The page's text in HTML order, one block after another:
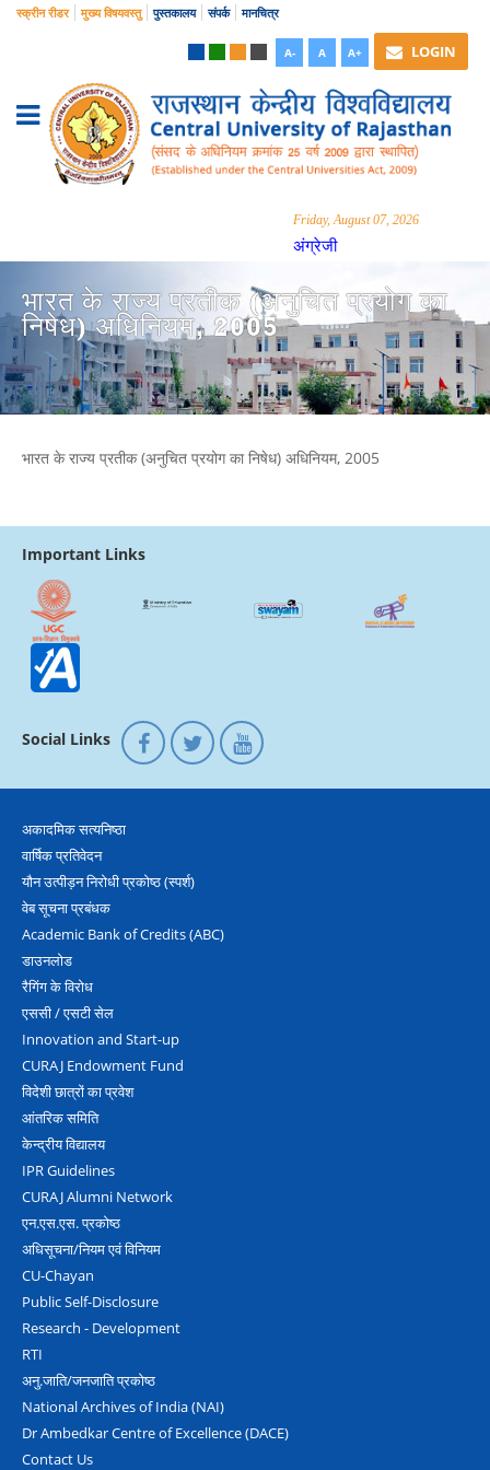
स्क्रीन रीडर मुख्य विषयवस्तु पुस्तकालय संपर्क मानचित्र
A- A A+ LOGIN
Friday, August 07, 2026
अंग्रेजी
भारत के राज्य प्रतीक (अनुचित प्रयोग का
निषेध) अधिनियम, 2005
भारत के राज्य प्रतीक (अनुचित प्रयोग का निषेध) अधिनियम, 2005
Important Links
Social Links
अकादमिक सत्‍यनिष्‍ठा
वार्षिक प्रतिवेदन
यौन उत्‍पीड़न निरोधी प्रकोष्‍ठ (स्‍पर्श)
वेब सूचना प्रबंधक
Academic Bank of Credits (ABC)
डाउनलोड
रैगिंग के विरोध
एससी / एसटी सेल
Innovation and Start-up
CURAJ Endowment Fund
विदेशी छात्रों का प्रवेश
आंतरिक समिति
केन्द्रीय विद्यालय
IPR Guidelines
CURAJ Alumni Network
एन.एस.एस. प्रकोष्‍ठ
अधिसूचना/नियम एवं विनियम
CU-Chayan
Public Self-Disclosure
Research - Development
RTI
अनु.जाति/जनजाति प्रकोष्‍ठ
National Archives of India (NAI)
Dr Ambedkar Centre of Excellence (DACE)
Contact Us